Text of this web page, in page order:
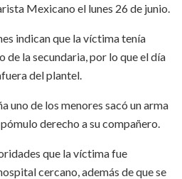
Mexicano el lunes 26 de junio.
indican que la víctima tenía
de la secundaria, por lo que el día
del plantel.
uno de los menores sacó un arma
derecho a su compañero.
que la víctima fue
cercano, además de que se